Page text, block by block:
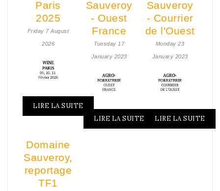
Paris
2025
Friday 7 August
2026
LIRE LA SUITE
Sauveroy
- Ouest
France
Tuesday 17
January 2023
LIRE LA SUITE
Sauveroy
- Courrier
de l'Ouest
Monday 23
January 2023
LIRE LA SUITE
Domaine
Sauveroy,
reportage
TF1